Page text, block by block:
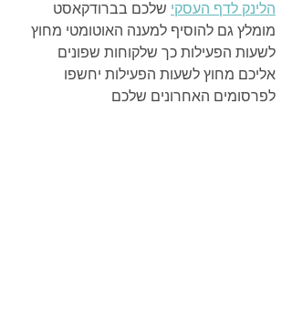
הלינק לדף העסקי שלכם בברודקאסט
מומלץ גם להוסיף למענה האוטומטי מחוץ
לשעות הפעילות כך שלקוחות שפונים
אליכם מחוץ לשעות הפעילות יחשפו
לפרסומים האחרונים שלכם